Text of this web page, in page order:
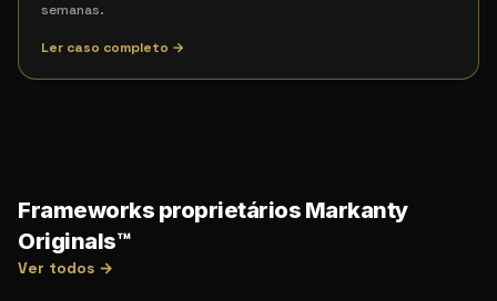
semanas.
Ler caso completo →
Frameworks proprietários Markanty
Originals™
Ver todos →